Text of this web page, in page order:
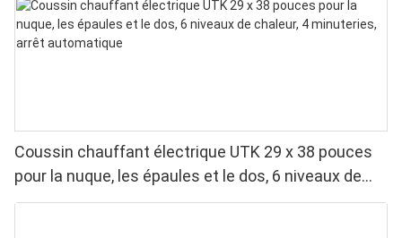
Coussin chauffant électrique UTK 29 x 38 pouces
pour la nuque, les épaules et le dos, 6 niveaux de
chaleur, 4 minuteries, arrêt automatique